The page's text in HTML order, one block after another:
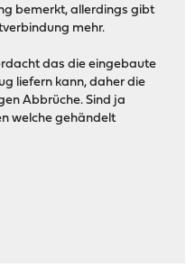
bemerkt, allerdings gibt
mehr.
das die eingebaute
liefern kann, daher die
Abbrüche. Sind ja
welche gehändelt